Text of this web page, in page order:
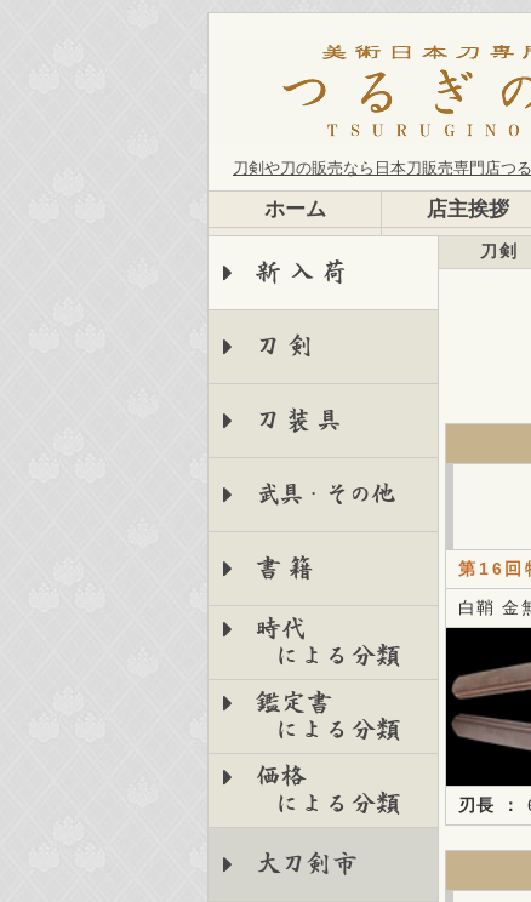
刀剣や刀の販売なら日本刀販売専門店つ
ホーム 店主挨拶
新入荷
刀剣
刀装具
武具・その他
書籍
時代
による分類
鑑定書
による分類
価格
による分類
大刀剣市
刀剣
第16回
白鞘 金
刃長 ：